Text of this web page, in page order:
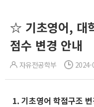
☆ 기초영어, 대
점수 변경 안내
자유전공학부
1. 기초영어 학점구조 변